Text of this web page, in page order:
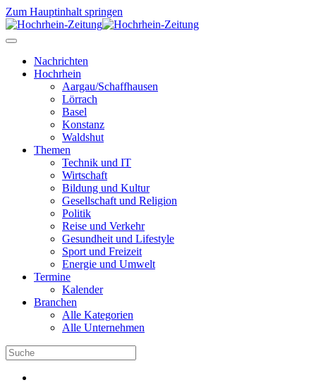
Zum Hauptinhalt springen
Nachrichten
Hochrhein
Aargau/Schaffhausen
Lörrach
Basel
Konstanz
Waldshut
Themen
Technik und IT
Wirtschaft
Bildung und Kultur
Gesellschaft und Religion
Politik
Reise und Verkehr
Gesundheit und Lifestyle
Sport und Freizeit
Energie und Umwelt
Termine
Kalender
Branchen
Alle Kategorien
Alle Unternehmen